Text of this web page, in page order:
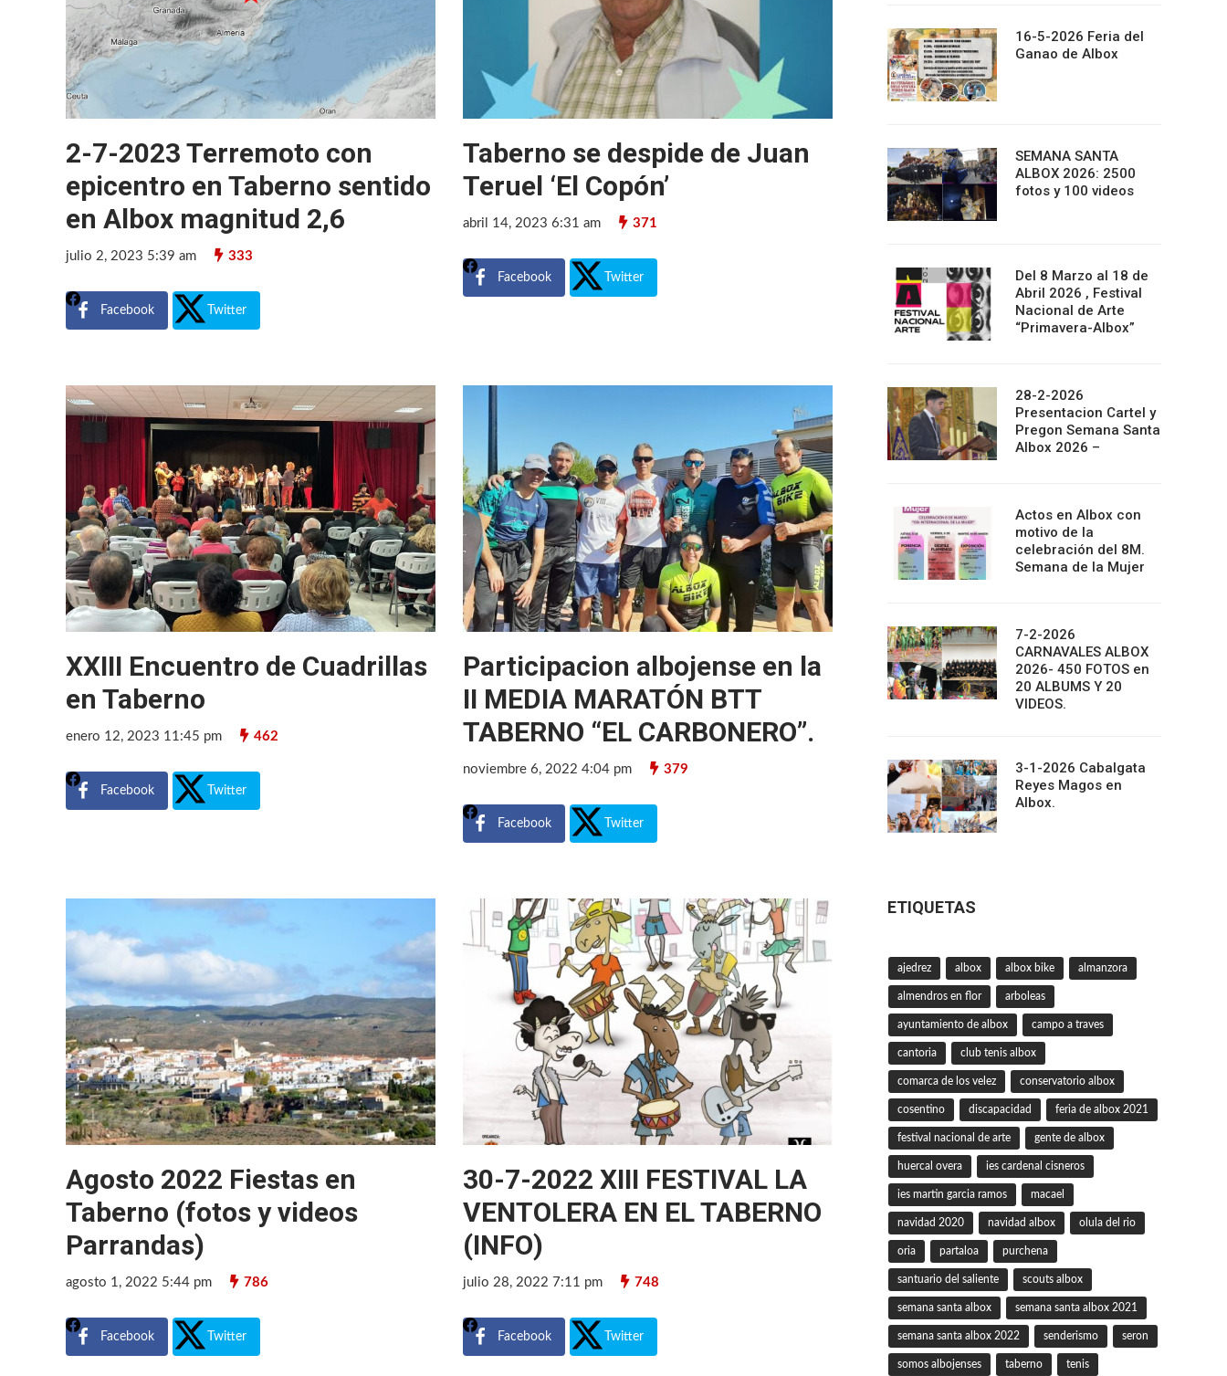
2-7-2023 Terremoto con
epicentro en Taberno sentido
en Albox magnitud 2,6
julio 2, 2023 5:39 am 333
Facebook Twitter
Taberno se despide de Juan
Teruel ‘El Copón’
abril 14, 2023 6:31 am 371
Facebook Twitter
XXIII Encuentro de Cuadrillas
en Taberno
enero 12, 2023 11:45 pm 462
Facebook Twitter
Participacion albojense en la
II MEDIA MARATÓN BTT
TABERNO “EL CARBONERO”.
noviembre 6, 2022 4:04 pm 379
Facebook Twitter
Agosto 2022 Fiestas en
Taberno (fotos y videos
Parrandas)
agosto 1, 2022 5:44 pm 786
Facebook Twitter
30-7-2022 XIII FESTIVAL LA
VENTOLERA EN EL TABERNO
(INFO)
julio 28, 2022 7:11 pm 748
Facebook Twitter
16-5-2026 Feria del
Ganao de Albox
SEMANA SANTA
ALBOX 2026: 2500
fotos y 100 videos
Del 8 Marzo al 18 de
Abril 2026 , Festival
Nacional de Arte
“Primavera-Albox”
28-2-2026
Presentacion Cartel y
Pregon Semana Santa
Albox 2026 –
Actos en Albox con
motivo de la
celebración del 8M.
Semana de la Mujer
7-2-2026
CARNAVALES ALBOX
2026- 450 FOTOS en
20 ALBUMS Y 20
VIDEOS.
3-1-2026 Cabalgata
Reyes Magos en
Albox.
ETIQUETAS
ajedrez albox albox bike almanzora
almendros en flor arboleas
ayuntamiento de albox campo a traves
cantoria club tenis albox
comarca de los velez conservatorio albox
cosentino discapacidad feria de albox 2021
festival nacional de arte gente de albox
huercal overa ies cardenal cisneros
ies martin garcia ramos macael
navidad 2020 navidad albox olula del rio
oria partaloa purchena
santuario del saliente scouts albox
semana santa albox semana santa albox 2021
semana santa albox 2022 senderismo seron
somos albojenses taberno tenis